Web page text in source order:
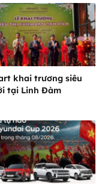
khai trương siêu
tại Linh Đàm